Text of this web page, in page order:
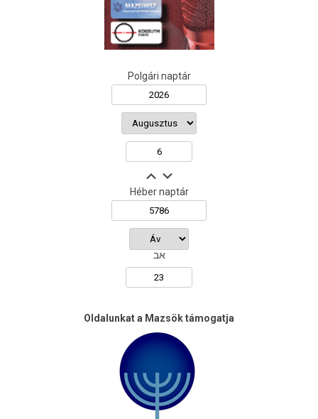
Polgári naptár
Héber naptár
אב
Oldalunkat a Mazsök támogatja